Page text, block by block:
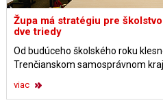
Župa má stratégiu pre
dve triedy
Od budúceho školského roku
Trenčianskom samosprávnom
viac